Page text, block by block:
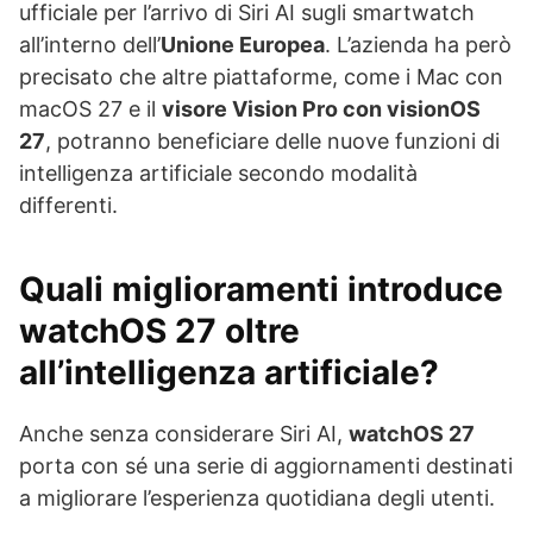
ufficiale per l’arrivo di Siri AI sugli smartwatch
all’interno dell’Unione Europea. L’azienda ha però
precisato che altre piattaforme, come i Mac con
macOS 27 e il visore Vision Pro con visionOS
27, potranno beneficiare delle nuove funzioni di
intelligenza artificiale secondo modalità
differenti.
Quali miglioramenti introduce
watchOS 27 oltre
all’intelligenza artificiale?
Anche senza considerare Siri AI, watchOS 27
porta con sé una serie di aggiornamenti destinati
a migliorare l’esperienza quotidiana degli utenti.